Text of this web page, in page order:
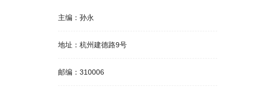
主编： 孙永
地址： 杭州建德路9号
邮编： 310006